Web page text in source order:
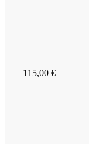
115,00 €